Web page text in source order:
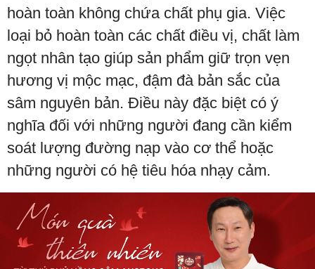
hoàn toàn không chứa chất phụ gia. Việc
loại bỏ hoàn toàn các chất điều vị, chất làm
ngọt nhân tạo giúp sản phẩm giữ trọn vẹn
hương vị mộc mạc, đậm đà bản sắc của
sâm nguyên bản. Điều này đặc biệt có ý
nghĩa đối với những người đang cần kiểm
soát lượng đường nạp vào cơ thể hoặc
những người có hệ tiêu hóa nhạy cảm.